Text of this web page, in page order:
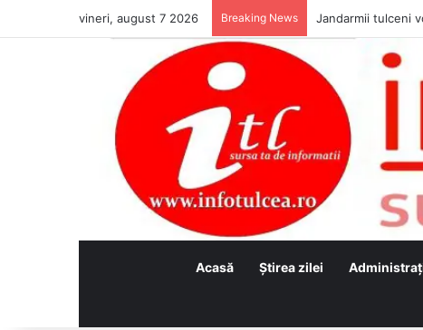
vineri, august 7 2026 Breaking News Jandarmii tulceni
Acasă Ştirea zilei